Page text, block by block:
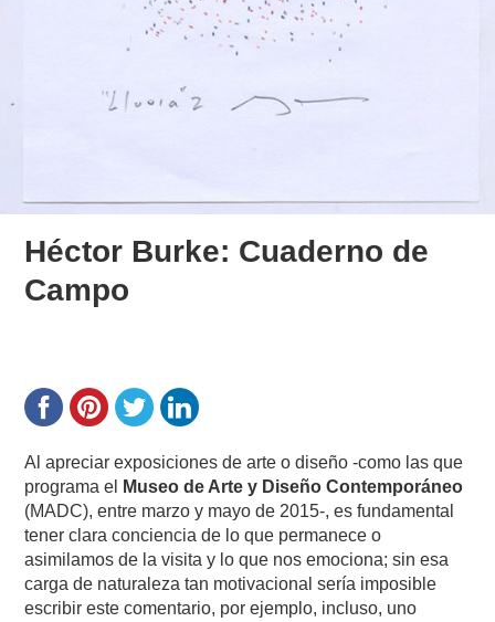
Héctor Burke: Cuaderno de
Campo
Al apreciar exposiciones de arte o diseño -como las que
programa el
Museo de Arte y Diseño Contemporáneo
(MADC), entre marzo y mayo de 2015-, es fundamental
tener clara conciencia de lo que permanece o
asimilamos de la visita y lo que nos emociona; sin esa
carga de naturaleza tan motivacional sería imposible
escribir este comentario, por ejemplo, incluso, uno